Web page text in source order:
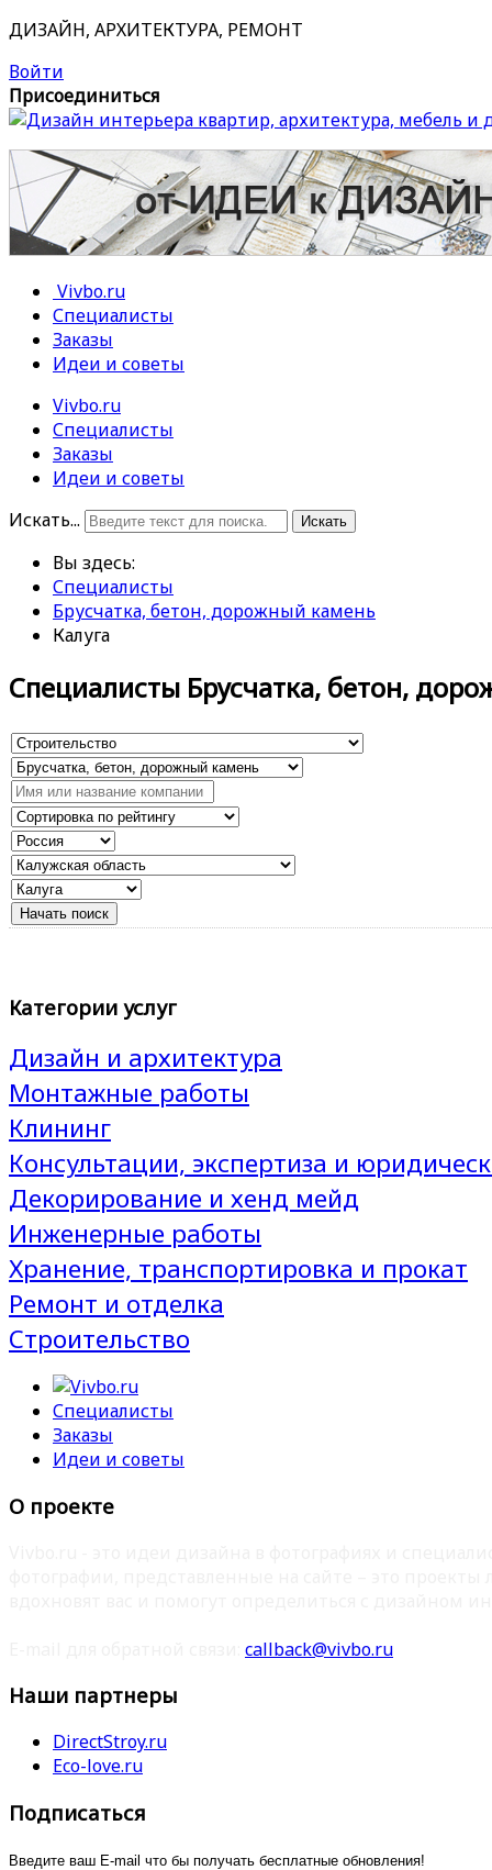
ДИЗАЙН, АРХИТЕКТУРА, РЕМОНТ
Войти
Присоединиться
Vivbo.ru
Специалисты
Заказы
Идеи и советы
Vivbo.ru
Специалисты
Заказы
Идеи и советы
Искать...
Искать
Вы здесь:
Специалисты
Брусчатка, бетон, дорожный камень
Калуга
Специалисты Брусчатка, бетон,
Категории услуг
Дизайн и архитектура
Монтажные работы
Клининг
Консультации, экспертиза и
Декорирование и хенд мейд
Инженерные работы
Хранение, транспортировка и прокат
Ремонт и отделка
Строительство
Специалисты
Заказы
Идеи и советы
О проекте
callback@vivbo.ru
Наши партнеры
DirectStroy.ru
Eco-love.ru
Подписаться
Введите ваш E-mail что бы получать бесплатные обновления!